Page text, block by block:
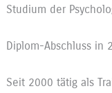
Studium der
Diplom-Abschluss in
Seit 2000 tätig als